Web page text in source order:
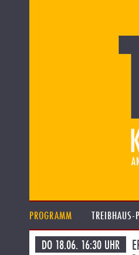
PROGRAMM TREIBHAUS-
DO 18.06. 16:30 UHR